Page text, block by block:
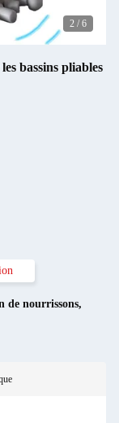
2 / 6
bassins pliables
de nourrissons,